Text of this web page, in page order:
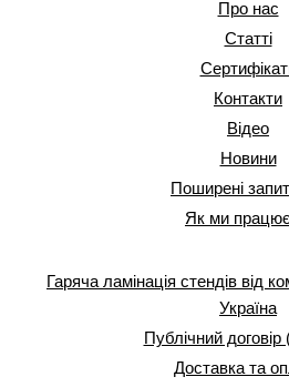
Про нас
Статті
Контакти
Відео
Новини
Поширені
Як ми
Гаряча ламінація стендів від
Україна
Публічний
Доставка та